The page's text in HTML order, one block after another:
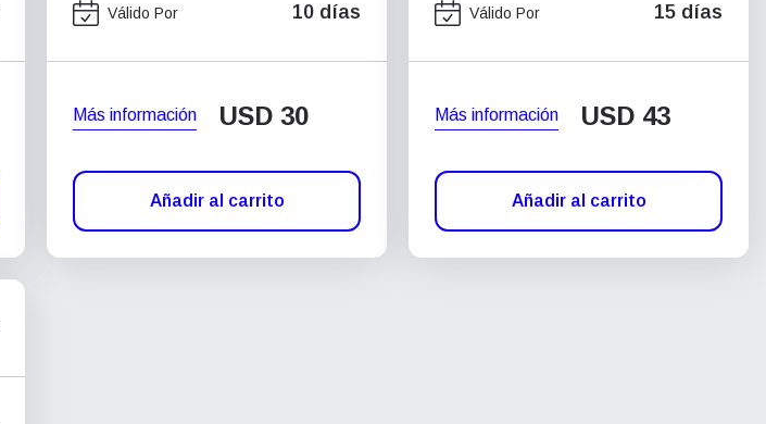
Válido Por 10 días
Más información USD 30
Añadir al carrito
Válido Por 15 días
Más información USD 43
Añadir al carrito